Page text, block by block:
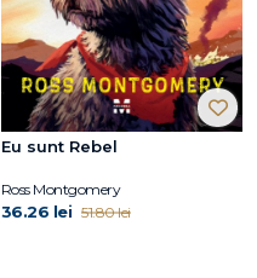
Eu sunt Rebel
Ross Montgomery
36.26 lei 51.80 lei